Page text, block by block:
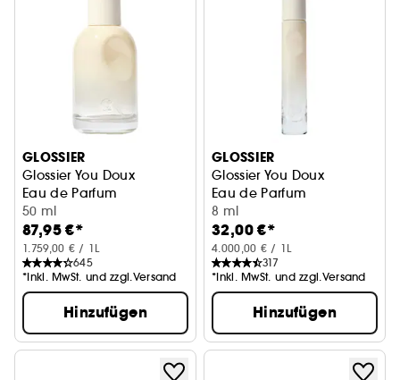
GLOSSIER
Glossier You Doux
Eau de Parfum
50 ml
87,95 €*
1.759,00 € / 1L
645
*Inkl. MwSt. und zzgl.Versand
Hinzufügen
GLOSSIER
Glossier You Doux
Eau de Parfum
8 ml
32,00 €*
4.000,00 € / 1L
317
*Inkl. MwSt. und zzgl.Versand
Hinzufügen